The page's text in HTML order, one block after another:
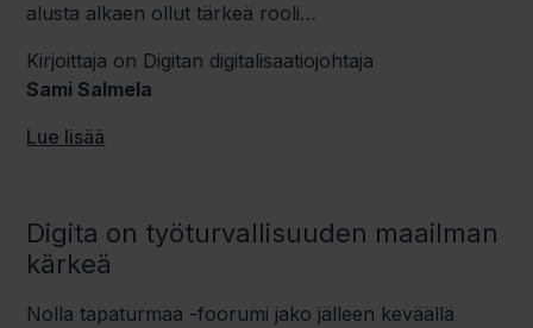
alusta alkaen olluttärkeä rooli
suorassahätäviestinnässä, esimerkiksi
vakavissayleistä vaaraa
aiheuttavissa
on ollut ja on edelleenmerkittävä osa Digitan
toiminnan suunnittelua
Kirjoittaja on Digitan digitalisaatiojohtaja
Sami Salmela
Lue lisää
Digita on työturvallisuuden maailman
kärkeä
Nolla tapaturmaa -foorumi jako jälleen keväällä